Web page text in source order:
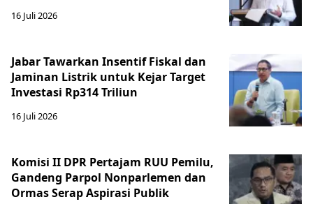
16 Juli 2026
Jabar Tawarkan Insentif Fiskal dan
Jaminan Listrik untuk Kejar Target
Investasi Rp314 Triliun
16 Juli 2026
Komisi II DPR Pertajam RUU Pemilu,
Gandeng Parpol Nonparlemen dan
Ormas Serap Aspirasi Publik